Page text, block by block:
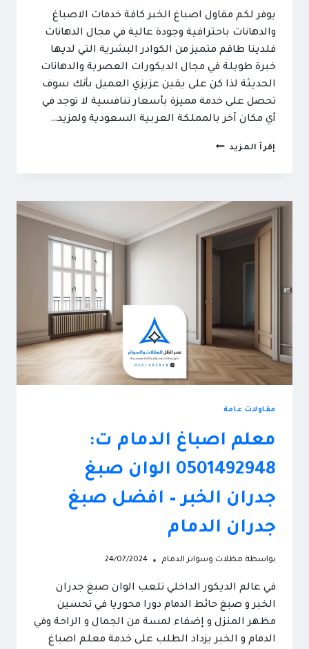
يوفر لكم مقاول اصباغ الخبر كافة خدمات الاصباغ
والدهانات باحترافية وجودة عالية في مجال الدهانات
فلدينا طاقم متميز من الكوادر البشرية التي لديها
خبرة طويلة في مجال الديكورات العصرية والدهانات
الحديثة لذا كن على يقين عزيزي العميل بأنك سوف
تحصل على خدمة مميزة بأسعار تنافسية لا توجد في
أي مكان آخر بالمملكة العربية السعودية ولمزيد…
إقرأ المزيدمقاول
ت:
0501492948
اصباغ
خارجية
دهان
خارجي
الخبر
مقاولات عامة
معلم اصباغ الدمام ت:
0501492948 الوان صبغ
جدران الخبر – افضل صبغ
جدران الدمام
بواسطة مظلات وسواتر الدمام 24/07/2024
في عالم الديكور الداخلي تلعب الوان صبغ جدران
الخبر و صبغ حائط الدمام دورا محوريا في تحسين
مظهر المنزل و إضفاء لمسة من الجمال و الراحة وفي
الدمام و الخبر يزداد الطلب على خدمة معلم اصباغ